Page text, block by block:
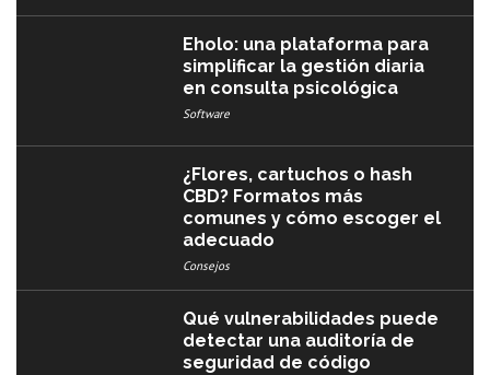
Eholo: una plataforma para
simplificar la gestión diaria
en consulta psicológica
Software
¿Flores, cartuchos o hash
CBD? Formatos más
comunes y cómo escoger el
adecuado
Consejos
Qué vulnerabilidades puede
detectar una auditoría de
seguridad de código